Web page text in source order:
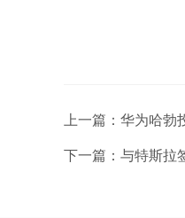
上一篇： 华为哈勃
下一篇： 与特斯拉